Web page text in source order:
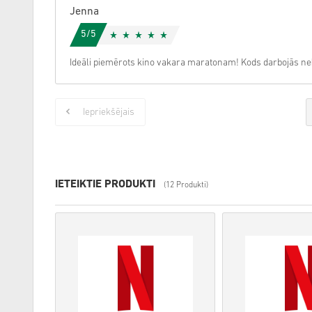
Jenna
5/5
Ideāli piemērots kino vakara maratonam! Kods darbojās
Iepriekšējais
IETEIKTIE PRODUKTI (12 Produkti)